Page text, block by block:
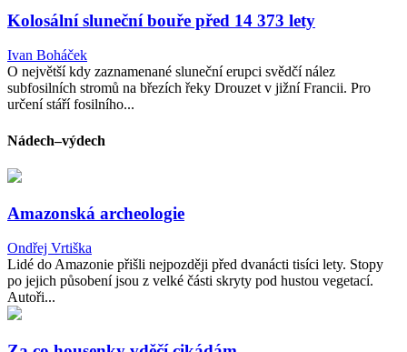
Kolosální sluneční bouře před 14 373 lety
Ivan Boháček
O největší kdy zaznamenané sluneční erupci svědčí nález
subfosilních stromů na březích řeky Drouzet v jižní Francii. Pro
určení stáří fosilního...
Nádech–výdech
Amazonská archeologie
Ondřej Vrtiška
Lidé do Amazonie přišli nejpozději před dvanácti tisíci lety. Stopy
po jejich působení jsou z velké části skryty pod hustou vegetací.
Autoři...